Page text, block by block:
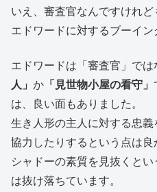
いえ、審査官なんですけれど
エドワードに対するブーイン
エドワードは「審査官」では
人」 か 「見世物小屋の看守」
は、良い面もありました。
生き人形の主人に対する忠
協力したりするという点は良
シャドーの素質を見抜くと
は抜け落ちています。